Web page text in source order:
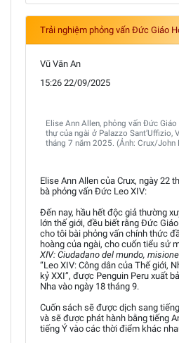
Trải nghiệm phỏng vấn Đức Giáo
Vũ Văn An
15:26 22/09/2025
Elise Ann Allen, phỏng vấn Đức
thự của ngài ở Palazzo Sant’Uffizio,
tháng 7 năm 2025. (Ảnh: Crux/John
Elise Ann Allen của Crux, ngày 22
bà phỏng vấn Đức Leo XIV:
Đến nay, hầu hết độc giả thường
lớn thế giới, đều biết rằng Đức
cho tôi bài phỏng vấn chính thức
hoàng của ngài, cho cuốn tiểu sử
XIV: Ciudadano del mundo,
“Leo XIV: Công dân của Thế giới,
kỷ XXI”, được Penguin Peru xuất
Nha vào ngày 18 tháng 9.
Cuốn sách sẽ được dịch sang
và sẽ được phát hành bằng tiếng
tiếng Ý vào các thời điểm khác